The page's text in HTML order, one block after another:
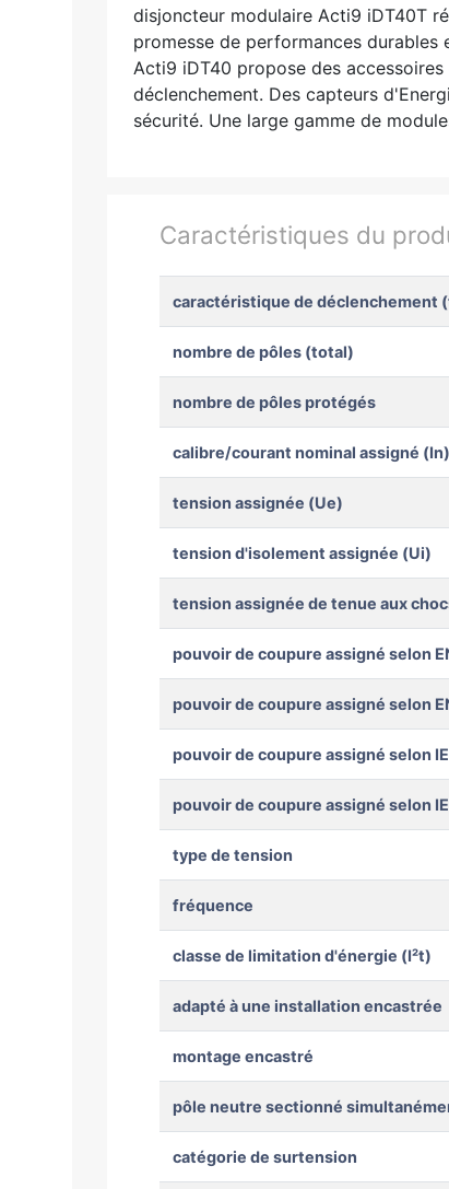
disjoncteur modulaire Acti9 iDT40T
promesse de performances durables
Acti9 iDT40 propose des
déclenchement. Des capteurs
sécurité. Une large gamme de
Caractéristiques du
caractéristique de déclenchement
nombre de pôles (total)
nombre de pôles protégés
calibre/courant nominal assigné (In)
tension assignée (Ue)
tension d'isolement assignée (Ui)
tension assignée de tenue aux
pouvoir de coupure assigné selon
pouvoir de coupure assigné selon
pouvoir de coupure assigné selon
pouvoir de coupure assigné selon
type de tension
fréquence
classe de limitation d'énergie (I²t)
adapté à une installation encastrée
montage encastré
pôle neutre sectionné
catégorie de surtension